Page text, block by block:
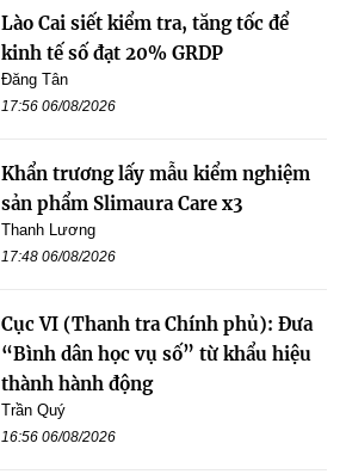
Lào Cai siết kiểm tra, tăng tốc để
kinh tế số đạt 20% GRDP
Đăng Tân
17:56 06/08/2026
Khẩn trương lấy mẫu kiểm nghiệm
sản phẩm Slimaura Care x3
Thanh Lương
17:48 06/08/2026
Cục VI (Thanh tra Chính phủ): Đưa
“Bình dân học vụ số” từ khẩu hiệu
thành hành động
Trần Quý
16:56 06/08/2026